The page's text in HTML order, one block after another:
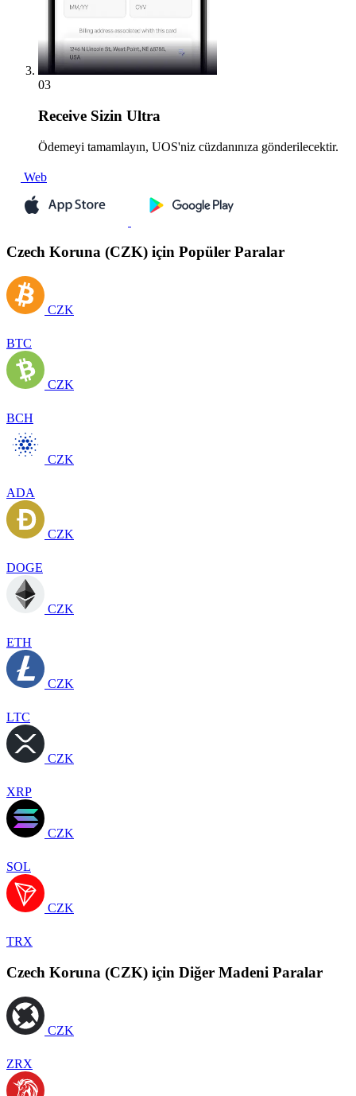
03
Receive Sizin Ultra
Ödemeyi tamamlayın, UOS'niz cüzdanınıza gönderilecektir.
Web
Czech Koruna (CZK) için Popüler Paralar
CZK
BTC
CZK
BCH
CZK
ADA
CZK
DOGE
CZK
ETH
CZK
LTC
CZK
XRP
CZK
SOL
CZK
TRX
Czech Koruna (CZK) için Diğer Madeni Paralar
CZK
ZRX